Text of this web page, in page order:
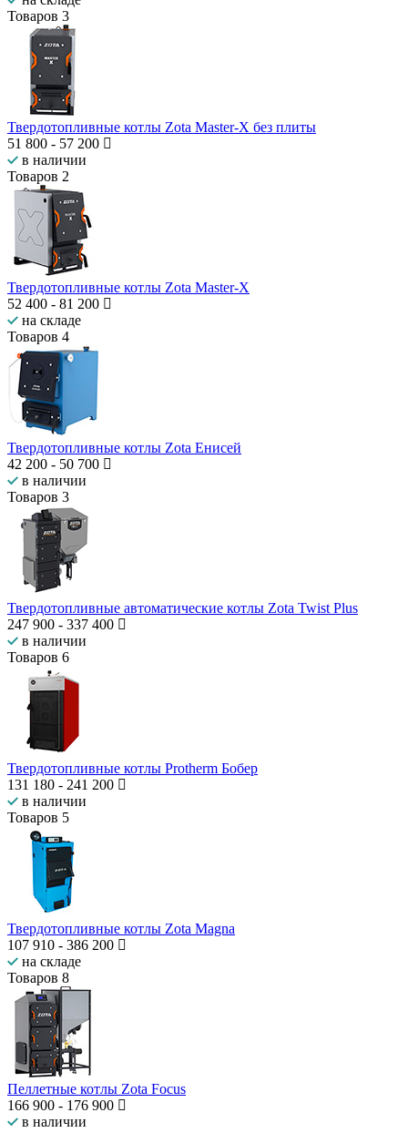
Товаров 3
Твердотопливные котлы Zota Master-Х без плиты
51 800 - 57 200
в наличии
Товаров 2
Твердотопливные котлы Zota Master-Х
52 400 - 81 200
на складе
Товаров 4
Твердотопливные котлы Zota Енисей
42 200 - 50 700
в наличии
Товаров 3
Твердотопливные автоматические котлы Zota Twist Plus
247 900 - 337 400
в наличии
Товаров 6
Твердотопливные котлы Protherm Бобер
131 180 - 241 200
в наличии
Товаров 5
Твердотопливные котлы Zota Magna
107 910 - 386 200
на складе
Товаров 8
Пеллетные котлы Zota Focus
166 900 - 176 900
в наличии